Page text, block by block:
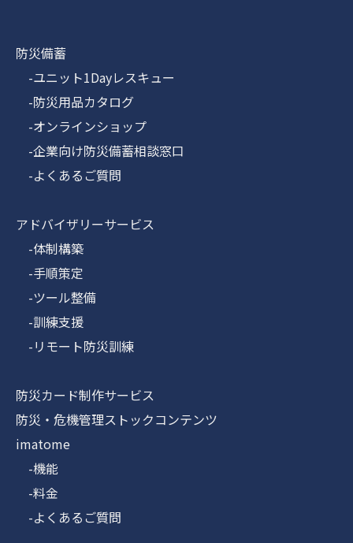
防災備蓄
-ユニット1Dayレスキュー
-防災用品カタログ
-オンラインショップ
-企業向け防災備蓄相談窓口
-よくあるご質問
アドバイザリーサービス
-体制構築
-手順策定
-ツール整備
-訓練支援
-リモート防災訓練
防災カード制作サービス
防災・危機管理ストックコンテンツ
imatome
-機能
-料金
-よくあるご質問